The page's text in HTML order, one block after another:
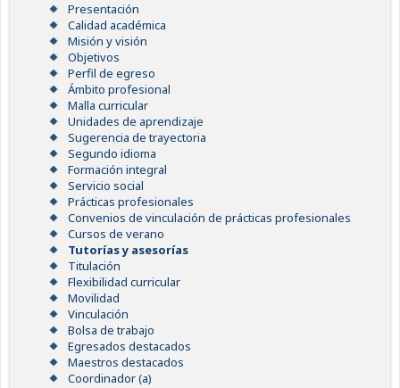
Presentación
Calidad académica
Misión y visión
Objetivos
Perfil de egreso
Ámbito profesional
Malla curricular
Unidades de aprendizaje
Sugerencia de trayectoria
Segundo idioma
Formación integral
Servicio social
Prácticas profesionales
Convenios de vinculación de prácticas profesionales
Cursos de verano
Tutorías y asesorías
Titulación
Flexibilidad curricular
Movilidad
Vinculación
Bolsa de trabajo
Egresados destacados
Maestros destacados
Coordinador (a)